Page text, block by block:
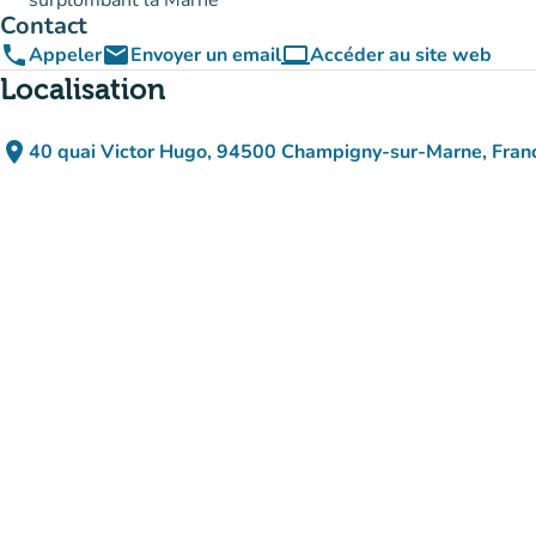
Contact
phoneAppeleremailEnvoyer un emailcomputerAccéder au site web
(nouvel onglet)
Localisation
place 40 quai Victor Hugo, 94500 Champigny-sur-Marne,
(ouvrir dans Google Maps)
(nouvel onglet)